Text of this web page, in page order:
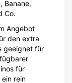
Banane,
Co.
Angebot
den extra
geeignet für
für
rein